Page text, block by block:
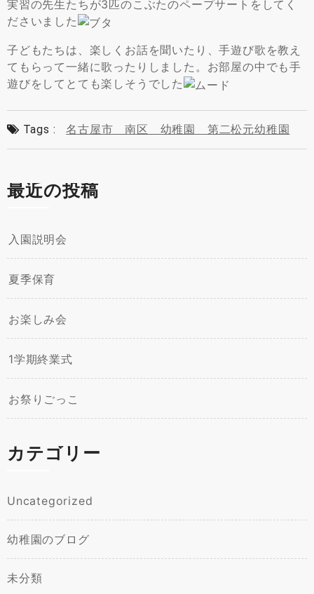
実習の先生たちが3匹のこぶたのペープサートをしてく
ださいました
子どもたちは、楽しくお話を聞いたり、手遊び歌を教え
てもらって一緒に歌ったりしました。お部屋の中でも手
遊びをしてとても楽しそうでした
Tags : 名古屋市 南区 幼稚園 第二松元幼稚園
最近の投稿
入園説明会
夏季保育
お楽しみ会
1学期終業式
お祭りごっこ
カテゴリー
Uncategorized
幼稚園のブログ
未分類